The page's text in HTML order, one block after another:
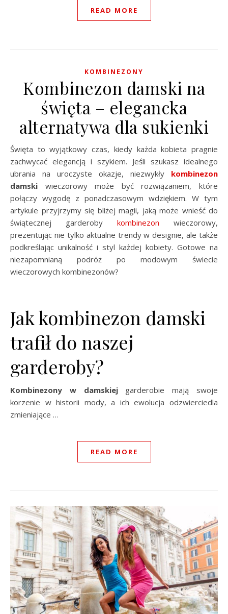
READ MORE
KOMBINEZONY
Kombinezon damski na
święta – elegancka
alternatywa dla sukienki
Święta to wyjątkowy czas, kiedy każda kobieta pragnie
zachwycać elegancją i szykiem. Jeśli szukasz idealnego
ubrania na uroczyste okazje, niezwykły kombinezon
damski wieczorowy może być rozwiązaniem, które
połączy wygodę z ponadczasowym wdziękiem. W tym
artykule przyjrzymy się bliżej magii, jaką może wnieść do
świątecznej garderoby kombinezon wieczorowy,
prezentując nie tylko aktualne trendy w designie, ale także
podkreślając unikalność i styl każdej kobiety. Gotowe na
niezapomnianą podróż po modowym świecie
wieczorowych kombinezonów?
Jak kombinezon damski
trafił do naszej
garderoby?
Kombinezony w damskiejgarderobie mają swoje
korzenie w historii mody, a ich ewolucja odzwierciedla
zmieniające …
READ MORE